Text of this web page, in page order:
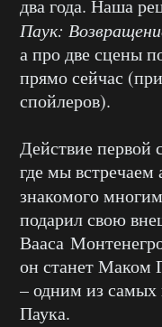
два года. Наша
Паук:
а про две сцены
прямо сейчас
спойлеров).
Действие первой
где мы встречаем
знакомого
подарил свою
Вааса
он станет Маком
– одним из самых
Паука.